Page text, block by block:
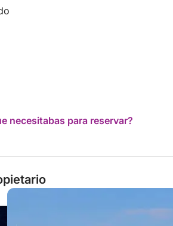
necesitabas para reservar?